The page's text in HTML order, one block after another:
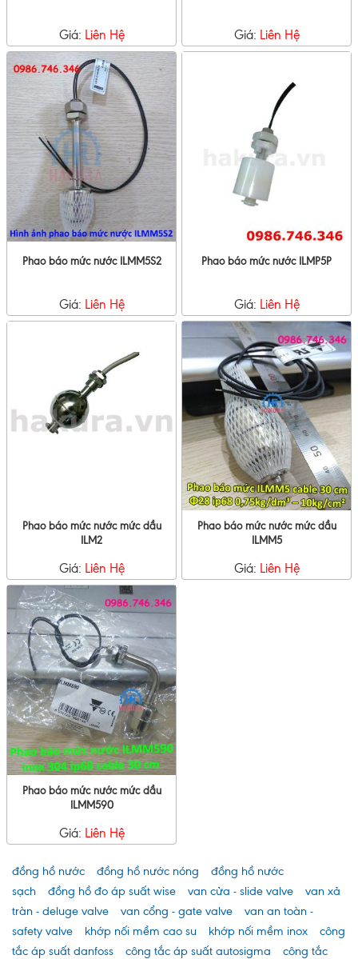
Giá: Liên Hệ Giá: Liên Hệ
Phao báo mức nước ILMM5S2
Giá: Liên Hệ
Phao báo mức nước ILMP5P
Giá: Liên Hệ
Phao báo mức nước mức dầu
ILM2
Giá: Liên Hệ
Phao báo mức nước mức dầu
ILMM5
Giá: Liên Hệ
Phao báo mức nước mức dầu
ILMM590
Giá: Liên Hệ
đồng hồ nước đồng hồ nước nóng
đồng hồ nước
sạch
đồng hồ đo áp suất wise van cửa - slide valve
van xả
tràn - deluge valve
van cổng - gate valve
van an toàn -
safety valve
khớp nối mềm cao su khớp nối mềm inox
công
tắc áp suất danfoss
công tắc áp suất autosigma
công tắc